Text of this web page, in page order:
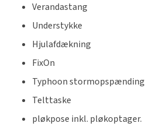
Verandastang
Understykke
Hjulafdækning
FixOn
Typhoon stormopspænding
Telttaske
pløkpose inkl. pløkoptager.